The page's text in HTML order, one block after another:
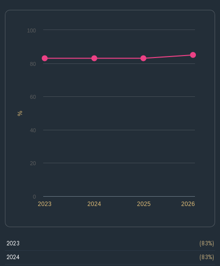
%
2024 2026
2023 2025
0
20
40
60
80
100
2023
(83%)
2024
(83%)